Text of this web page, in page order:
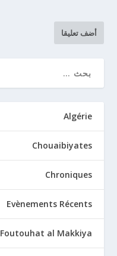
Algérie
Chouaibiyates
Chroniques
Evènements Récents
Foutouhat al Makkiya